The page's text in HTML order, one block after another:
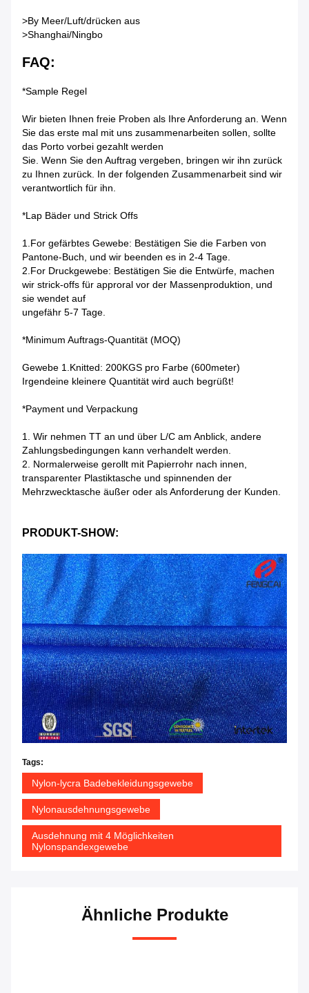
>By Meer/Luft/drücken aus
>Shanghai/Ningbo
FAQ:
*Sample Regel
Wir bieten Ihnen freie Proben als Ihre Anforderung an. Wenn
Sie das erste mal mit uns zusammenarbeiten sollen, sollte
das Porto vorbei gezahlt werden
Sie. Wenn Sie den Auftrag vergeben, bringen wir ihn zurück
zu Ihnen zurück. In der folgenden Zusammenarbeit sind wir
verantwortlich für ihn.
*Lap Bäder und Strick Offs
1.For gefärbtes Gewebe: Bestätigen Sie die Farben von
Pantone-Buch, und wir beenden es in 2-4 Tage.
2.For Druckgewebe: Bestätigen Sie die Entwürfe, machen
wir strick-offs für approral vor der Massenproduktion, und
sie wendet auf
ungefähr 5-7 Tage.
*Minimum Auftrags-Quantität (MOQ)
Gewebe 1.Knitted: 200KGS pro Farbe (600meter)
Irgendeine kleinere Quantität wird auch begrüßt!
*Payment und Verpackung
1. Wir nehmen TT an und über L/C am Anblick, andere
Zahlungsbedingungen kann verhandelt werden.
2. Normalerweise gerollt mit Papierrohr nach innen,
transparenter Plastiktasche und spinnenden der
Mehrzwecktasche äußer oder als Anforderung der Kunden.
PRODUKT-SHOW:
Tags:
Nylon-lycra Badebekleidungsgewebe
Nylonausdehnungsgewebe
Ausdehnung mit 4 Möglichkeiten
Nylonspandexgewebe
Ähnliche Produkte